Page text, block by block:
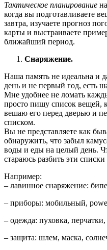
Тактическое планирование
когда вы подготавливаете
завтра, изучаете прогноз
карты и выстраиваете
ближайший период.
Снаряжение.
Наша память не идеальна и
день и не первый год, есть
Мне удобнее не ломать
просто пишу список вещей,
вешаю его перед дверью и
списком.
Вы не представляете как
обнаружить, что забыл
воды и еды на целый день.
стараюсь разбить эти
Например:
– лавинное снаряжение:
– приборы: мобильный,
– одежда: пуховка,
– защита: шлем, маска,